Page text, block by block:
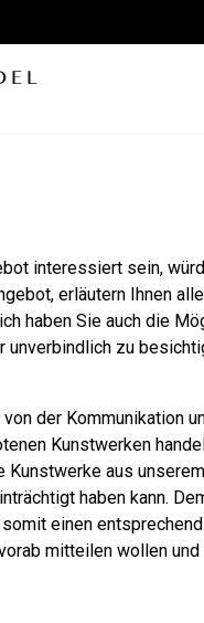
interessiert sein,
erläutern Ihnen
haben Sie auch die
unverbindlich zu
der Kommunikation
Kunstwerken
aus
haben kann.
einen
mitteilen wollen